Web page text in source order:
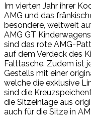
Im vierten Jahr ihrer
AMG und das
besondere, weltweit
AMG GT
sind das rote AMG-
auf dem Verdeck des
Falttasche. Zudem ist
Gestells mit einer
welche die exklusive
sind die
die Sitzeinlage aus
auch für die Sitze in